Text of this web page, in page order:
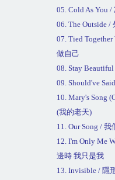
05. Cold As You /
06. The Outside /
07. Tied
做自己
08. Stay
09. Should've
10. Mary's Song
(我的老天)
11. Our Song / 我
12. I'm Only Me
邊時 我只是我
13. Invisible / 隱